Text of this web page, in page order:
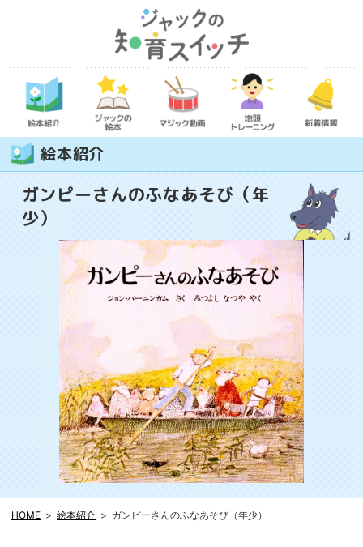
絵本紹介
ガンピーさんのふなあそび（年
少）
HOME 絵本紹介 ガンピーさんのふなあそび（年少）